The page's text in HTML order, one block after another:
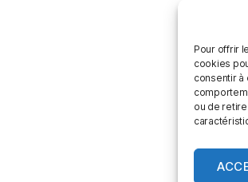
Pour offrir
cookies
consentir
ou de